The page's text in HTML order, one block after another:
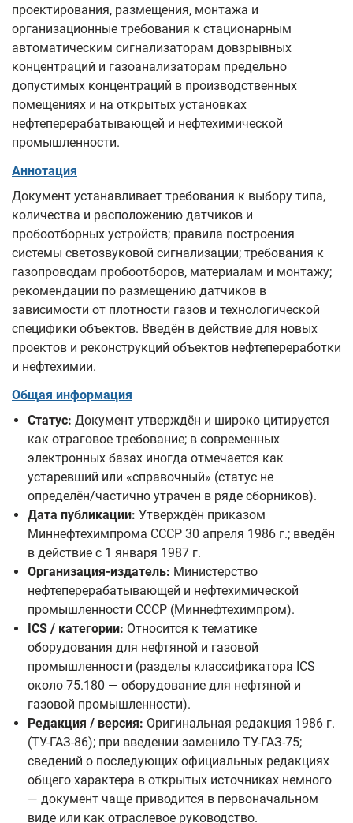
проектирования, размещения, монтажа и
организационные требования к стационарным
автоматическим сигнализаторам довзрывных
концентраций и газоанализаторам предельно
допустимых концентраций в производственных
помещениях и на открытых установках
нефтеперерабатывающей и нефтехимической
промышленности.
Аннотация
Документ устанавливает требования к выбору типа,
количества и расположению датчиков и
пробоотборных устройств; правила построения
системы светозвуковой сигнализации; требования к
газопроводам пробоотборов, материалам и монтажу;
рекомендации по размещению датчиков в
зависимости от плотности газов и технологической
специфики объектов. Введён в действие для новых
проектов и реконструкций объектов нефтепереработки
и нефтехимии.
Общая информация
Статус: Документ утверждён и широко цитируется
как отраговое требование; в современных
электронных базах иногда отмечается как
устаревший или «справочный» (статус не
определён/частично утрачен в ряде сборников).
Дата публикации: Утверждён приказом
Миннефтехимпрома СССР 30 апреля 1986 г.; введён
в действие с 1 января 1987 г.
Организация-издатель: Министерство
нефтеперерабатывающей и нефтехимической
промышленности СССР (Миннефтехимпром).
ICS / категории: Относится к тематике
оборудования для нефтяной и газовой
промышленности (разделы классификатора ICS
около 75.180 — оборудование для нефтяной и
газовой промышленности).
Редакция / версия: Оригинальная редакция 1986 г.
(ТУ-ГАЗ-86); при введении заменило ТУ-ГАЗ-75;
сведений о последующих официальных редакциях
общего характера в открытых источниках немного
— документ чаще приводится в первоначальном
виде или как отраслевое руководство.